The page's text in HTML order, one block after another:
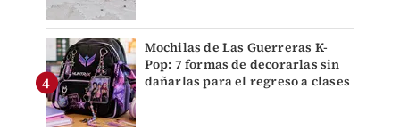
Mochilas de Las Guerreras K-
Pop: 7 formas de decorarlas sin
dañarlas para el regreso a clases